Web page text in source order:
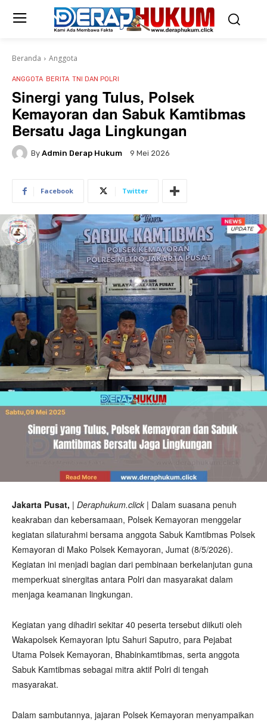
Beranda Anggota
ANGGOTA BERITA TNI DAN POLRI
Sinergi yang Tulus, Polsek
Kemayoran dan Sabuk Kamtibmas
Bersatu Jaga Lingkungan
By Admin Derap Hukum 9 Mei 2026
Facebook Twitter
Jakarta Pusat, | Deraphukum.click | Dalam suasana penuh
keakraban dan kebersamaan, Polsek Kemayoran menggelar
kegiatan silaturahmi bersama anggota Sabuk Kamtibmas Polsek
Kemayoran di Mako Polsek Kemayoran, Jumat (8/5/2026).
Kegiatan ini menjadi bagian dari pembinaan berkelanjutan guna
memperkuat sinergitas antara Polri dan masyarakat dalam
menjaga keamanan lingkungan.
Kegiatan yang dihadiri sekitar 40 peserta tersebut diikuti oleh
Wakapolsek Kemayoran Iptu Sahuri Saputro, para Pejabat
Utama Polsek Kemayoran, Bhabinkamtibmas, serta anggota
Sabuk Kamtibmas sebagai mitra aktif Polri di tengah
masyarakat.
Dalam sambutannya, jajaran Polsek Kemayoran menyampaikan